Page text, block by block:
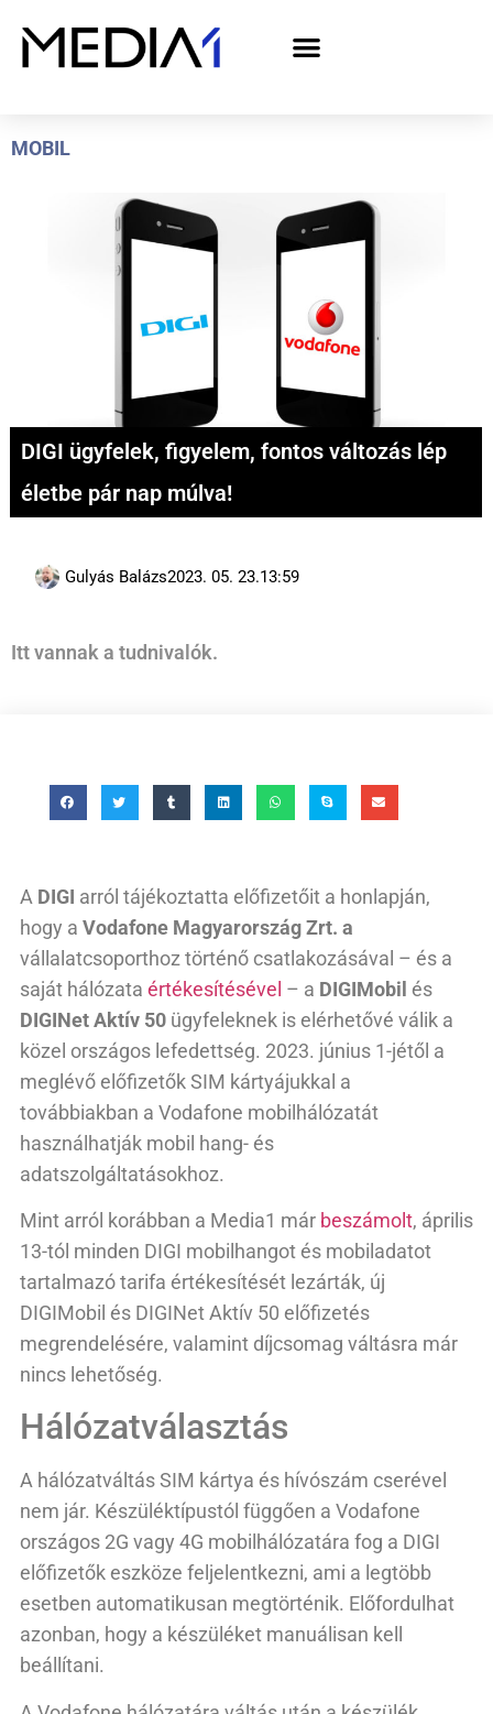
MOBIL
DIGI ügyfelek, figyelem, fontos változás lép
életbe pár nap múlva!
Gulyás Balázs2023. 05. 23.13:59
Itt vannak a tudnivalók.
A DIGI arról tájékoztatta előfizetőit a honlapján,
hogy a Vodafone Magyarország Zrt. a
vállalatcsoporthoz történő csatlakozásával – és a
saját hálózata értékesítésével – a DIGIMobil és
DIGINet Aktív 50 ügyfeleknek is elérhetővé válik a
közel országos lefedettség. 2023. június 1-jétől a
meglévő előfizetők SIM kártyájukkal a
továbbiakban a Vodafone mobilhálózatát
használhatják mobil hang- és
adatszolgáltatásokhoz.
Mint arról korábban a Media1 már beszámolt, április
13-tól minden DIGI mobilhangot és mobiladatot
tartalmazó tarifa értékesítését lezárták, új
DIGIMobil és DIGINet Aktív 50 előfizetés
megrendelésére, valamint díjcsomag váltásra már
nincs lehetőség.
Hálózatválasztás
A hálózatváltás SIM kártya és hívószám cserével
nem jár. Készüléktípustól függően a Vodafone
országos 2G vagy 4G mobilhálózatára fog a DIGI
előfizetők eszköze feljelentkezni, ami a legtöbb
esetben automatikusan megtörténik. Előfordulhat
azonban, hogy a készüléket manuálisan kell
beállítani.